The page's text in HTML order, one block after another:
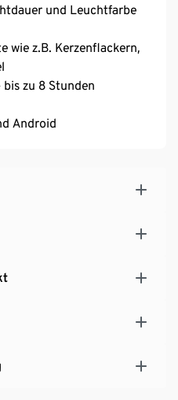
und Leuchtfarbe
wie z.B. Kerzenflackern,
zu 8 Stunden
Android